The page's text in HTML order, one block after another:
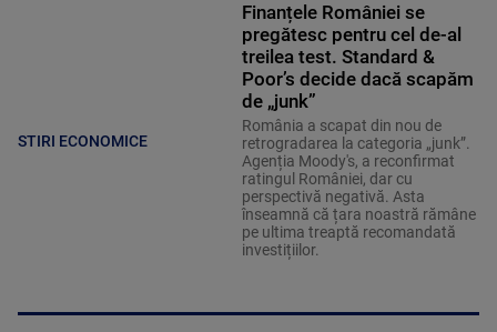
STIRI ECONOMICE
Finanțele României se
pregătesc pentru cel de-al
treilea test. Standard &
Poor’s decide dacă scapăm
de „junk”
România a scapat din nou de
retrogradarea la categoria „junk”.
Agenția Moody's, a reconfirmat
ratingul României, dar cu
perspectivă negativă. Asta
înseamnă că țara noastră rămâne
pe ultima treaptă recomandată
investițiilor.